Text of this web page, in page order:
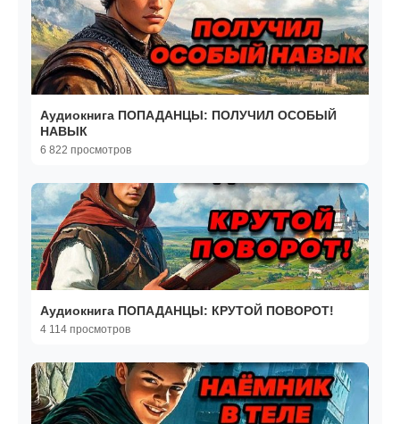
Аудиокнига ПОПАДАНЦЫ: ПОЛУЧИЛ ОСОБЫЙ
НАВЫК
6 822 просмотров
Аудиокнига ПОПАДАНЦЫ: КРУТОЙ ПОВОРОТ!
4 114 просмотров